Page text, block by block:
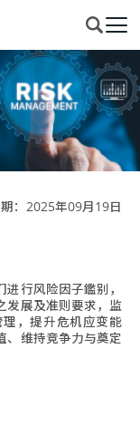
：2025年09月19日
行风险因子鑑别，
发展及准则要求，监
，提升危机应变能
、维持竞争力与奠定